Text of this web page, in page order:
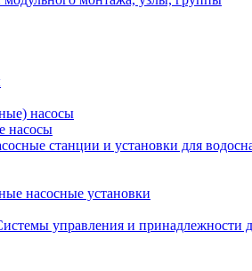
насосы
насосы
станции и установки для
насосные установки
управления и принадлежности